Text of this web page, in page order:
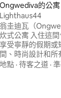
Ongwediva的公寓
Lighthaus44
翁圭迪瓦（
炊式公寓 入住這間令人驚豔的現代公寓，
享受寧靜的假期或
間、時尚設計和所有
Ongwediva市中心
地點 · 待客之道 ·